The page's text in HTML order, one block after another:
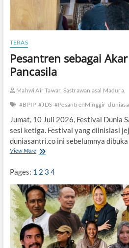
TERAS
Pesantren sebagai
Pancasila
Mahwi Air Tawar, Sastrawan asal Madura.
#BPIP #JDS #PesantrenMinggir
Jumat, 10 Juli 2026, Festival Dunia
sesi ketiga. Festival yang diinisiasi
duniasantri.co ini sebelumnya
View MoreP
a
n
t
r
e
n
s
e
Pages: 1 2 3 4